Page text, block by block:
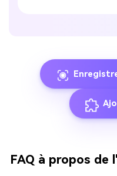
FAQ à propos de